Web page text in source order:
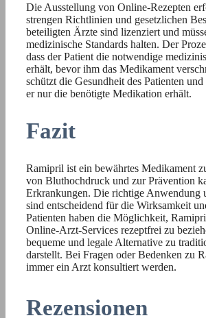
Die Ausstellung von Online-Rezepten
strengen Richtlinien und gesetzlichen
beteiligten Ärzte sind lizenziert und
medizinische Standards halten. Der
dass der Patient die notwendige
erhält, bevor ihm das Medikament
schützt die Gesundheit des Patienten und
er nur die benötigte Medikation erhält.
Fazit
Ramipril ist ein bewährtes Medikament
von Bluthochdruck und zur Prävention
Erkrankungen. Die richtige Anwendung
sind entscheidend für die Wirksamkeit
Patienten haben die Möglichkeit,
Online-Arzt-Services rezeptfrei zu
bequeme und legale Alternative zu
darstellt. Bei Fragen oder Bedenken zu
immer ein Arzt konsultiert werden.
Rezensionen